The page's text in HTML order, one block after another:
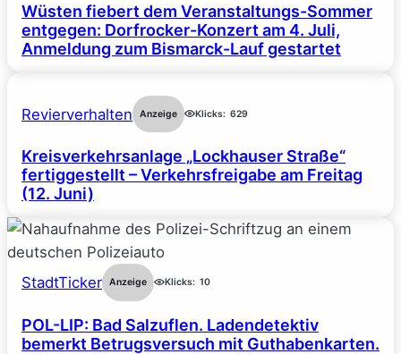
Wüsten fiebert dem Veranstaltungs-Sommer
entgegen: Dorfrocker-Konzert am 4. Juli,
Anmeldung zum Bismarck-Lauf gestartet
Revierverhalten Anzeige Klicks: 629
Kreisverkehrsanlage „Lockhauser Straße“
fertiggestellt – Verkehrsfreigabe am Freitag
(12. Juni)
StadtTicker Anzeige Klicks: 10
POL-LIP: Bad Salzuflen. Ladendetektiv
bemerkt Betrugsversuch mit Guthabenkarten.